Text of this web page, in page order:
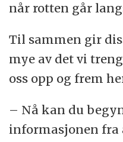
når rotten går
Til sammen gir
mye av det vi
oss opp og frem
– Nå kan du
informasjonen fra